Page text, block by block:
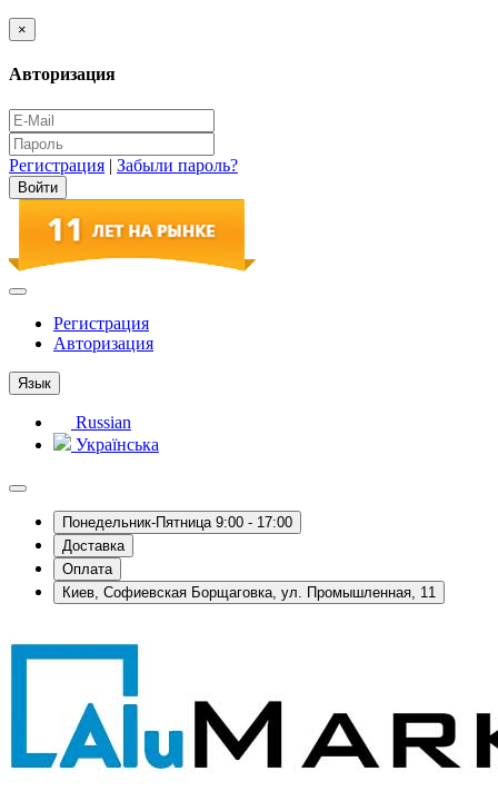
×
Авторизация
Регистрация | Забыли пароль?
Регистрация
Авторизация
Язык
Russian
Українська
Понедельник-Пятница 9:00 - 17:00
Доставка
Оплата
Киев, Софиевская Борщаговка, ул. Промышленная, 11